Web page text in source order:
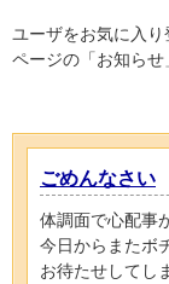
ユーザをお気に入
ページの「お知らせ
ごめんなさい
体調面で心配事
今日からまたボ
お待たせしてし